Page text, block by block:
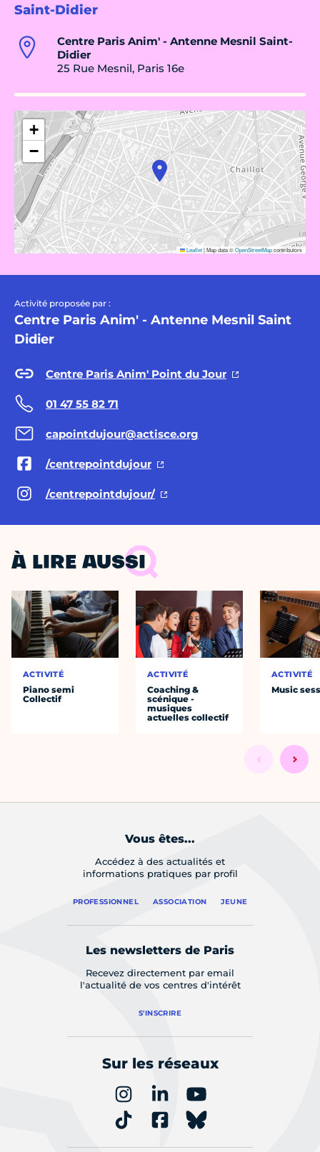
Saint-Didier
Centre Paris Anim' - Antenne Mesnil Saint-
Didier
25 Rue Mesnil, Paris 16e
+
−
Leaflet|Map data ©OpenStreetMapcontributors
Activité proposée par :
Centre Paris Anim' - Antenne Mesnil Saint
Didier
Centre Paris Anim' Point du Jour
01 47 55 82 71
capointdujour@actisce.org
/centrepointdujour
/centrepointdujour/
À LIRE AUSSI
ACTIVITÉ
Piano semi
Collectif
ACTIVITÉ
Coaching &
scénique -
musiques
actuelles collectif
ACTIVITÉ
Music
Vous êtes...
Accédez à des actualités et
informations pratiques par profil
PROFESSIONNEL ASSOCIATION JEUNE
Les newsletters de Paris
Recevez directement par email
l'actualité de vos centres d'intérêt
S'INSCRIRE
Sur les réseaux